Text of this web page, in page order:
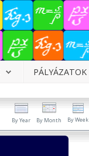
PÁLYÁZATOK
By Year By Month By Week